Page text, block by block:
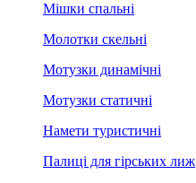
Мішки спальні
Молотки скельні
Мотузки динамічні
Мотузки статичні
Намети туристичні
Палиці для гірських лиж